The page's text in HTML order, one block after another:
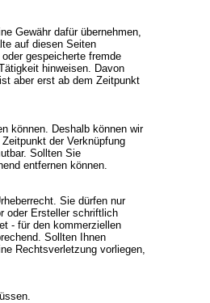
Gewähr dafür übernehmen,
auf diesen Seiten
gespeicherte fremde
hinweisen. Davon
aber erst ab dem Zeitpunkt
können. Deshalb können wir
der Verknüpfung
Sollten Sie
entfernen können.
Sie dürfen nur
oder Ersteller schriftlich
- für den kommerziellen
Sollten Ihnen
Rechtsverletzung vorliegen,